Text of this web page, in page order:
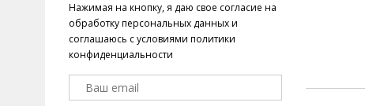
Нажимая на кнопку, я даю свое согласие на
обработку персональных данныхи
соглашаюсь с условиями политики
конфиденциальности